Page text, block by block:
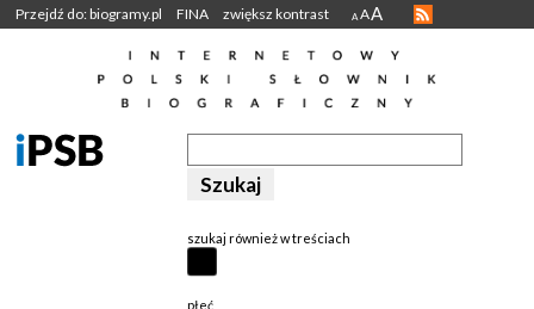
Przejdź do: biogramy.pl FINA zwiększ kontrast A AA
szukaj również w treściach
płeć